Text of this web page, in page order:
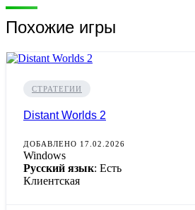
Похожие игры
СТРАТЕГИИ
Distant Worlds 2
ДОБАВЛЕНО 17.02.2026
Windows
Русский язык: Есть
Клиентская